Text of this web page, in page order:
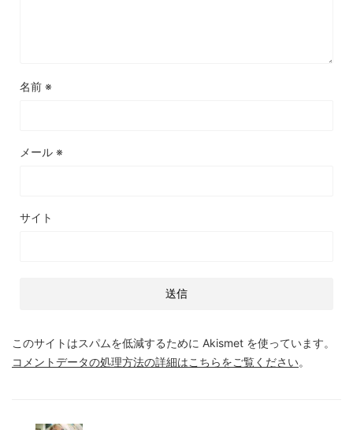
名前 ※
メール ※
サイト
このサイトはスパムを低減するために Akismet を使っています。
コメントデータの処理方法の詳細はこちらをご覧ください。